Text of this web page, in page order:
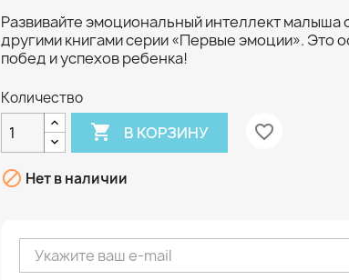
Развивайте эмоциональный интеллект малыша
другими книгами серии «Первые эмоции». Это
побед и успехов ребенка!
Количество
 В КОРЗИНУ favorite_border
 Нет в наличии